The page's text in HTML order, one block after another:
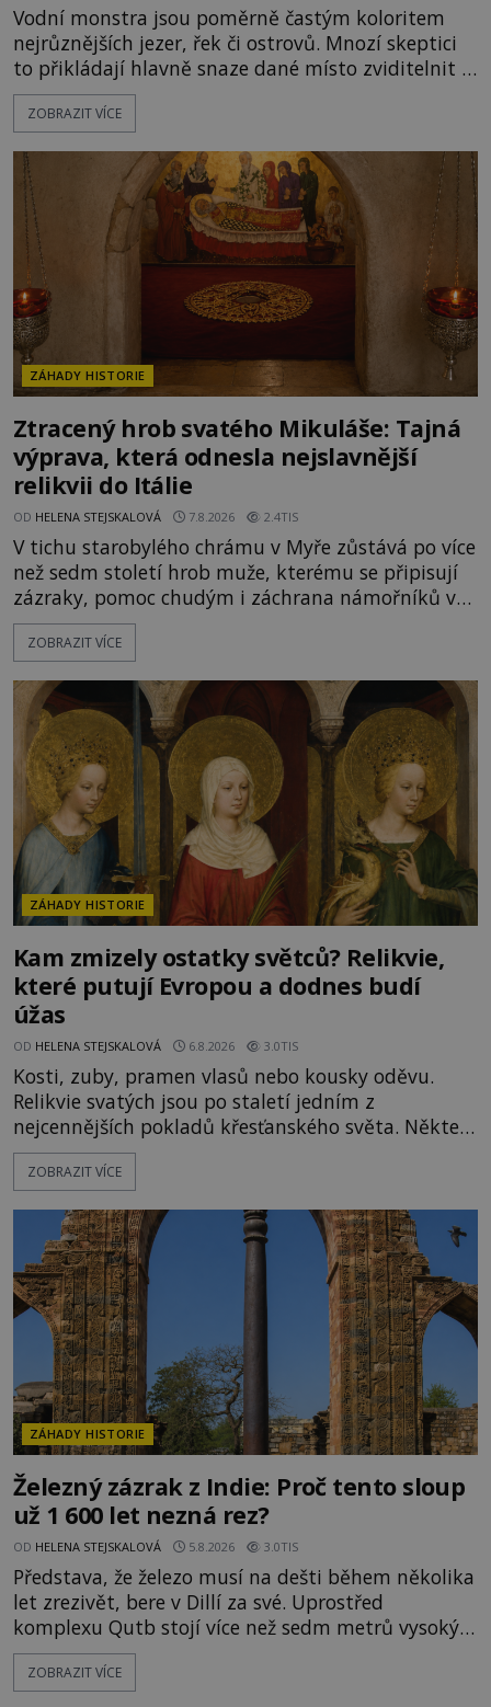
Vodní monstra jsou poměrně častým koloritem
nejrůznějších jezer, řek či ostrovů. Mnozí skeptici
to přikládají hlavně snaze dané místo zviditelnit a
přitáhnout k němu pozornost záhadám
nakloněných turistů. Je to také případ kyperského
legendami o něm ukrývat nějaký pravdivý základ?
V blízkosti Mysu Greco, jak se přez
ZOBRAZIT VÍCE
ZÁHADY HISTORIE
Ztracený hrob svatého Mikuláše: Tajná
výprava, která odnesla nejslavnější
relikvii do Itálie
OD HELENA STEJSKALOVÁ 7.8.2026 2.4TIS
V tichu starobylého chrámu v Myře zůstává po více
než sedm století hrob muže, kterému se připisují
zázraky, pomoc chudým i záchrana námořníků v
bouřích. Pak ale přichází rok 1087 a klidné místo
se mění v dějiště podivné noční výpravy. Skupina
Mikuláše a odváží jeho ostatky přes moře do Bari.
Je to zbožná záchrana před nebezpečím, nebo
promyšlená krádež,
ZOBRAZIT VÍCE
ZÁHADY HISTORIE
Kam zmizely ostatky světců? Relikvie,
které putují Evropou a dodnes budí
úžas
OD HELENA STEJSKALOVÁ 6.8.2026 3.0TIS
Kosti, zuby, pramen vlasů nebo kousky oděvu.
Relikvie svatých jsou po staletí jedním z
nejcennějších pokladů křesťanského světa. Některé
mají pečlivě doloženou historii, jiné provází
záhady, krádeže i nečekané objevy. Jejich osudy
o skutečné historické události. Ve středověké
Evropě mají relikvie mimořádnou hodnotu. Nejsou
jen předmětem úcty
ZOBRAZIT VÍCE
ZÁHADY HISTORIE
Železný zázrak z Indie: Proč tento sloup
už 1 600 let nezná rez?
OD HELENA STEJSKALOVÁ 5.8.2026 3.0TIS
Představa, že železo musí na dešti během několika
let zrezivět, bere v Dillí za své. Uprostřed
komplexu Qutb stojí více než sedm metrů vysoký
železný sloup, který už přibližně 1 600 let odolává
počasí s jen nepatrnými stopami koroze. Jeho
ZOBRAZIT VÍCE